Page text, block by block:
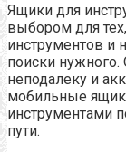
Ящики для
выбором для
инструментов и
поиски
неподалеку и
мобильные
инструментами
пути.